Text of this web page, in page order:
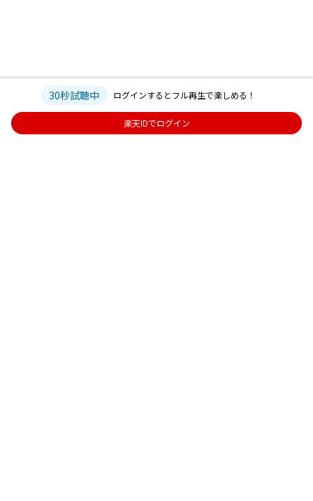
30秒試聴中 ログインするとフル再生で楽しめる！
楽天IDでログイン